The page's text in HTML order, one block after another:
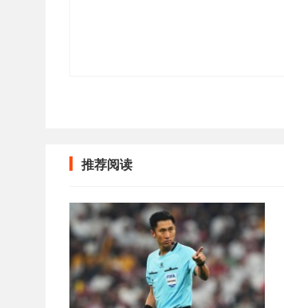
推荐阅读